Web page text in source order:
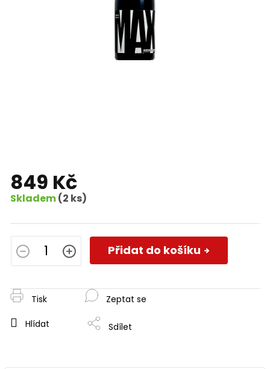
849 Kč
Skladem(2 ks)
Měrná
cena:
Přidat do košíku
Tisk Zeptat se
Hlídat Sdílet